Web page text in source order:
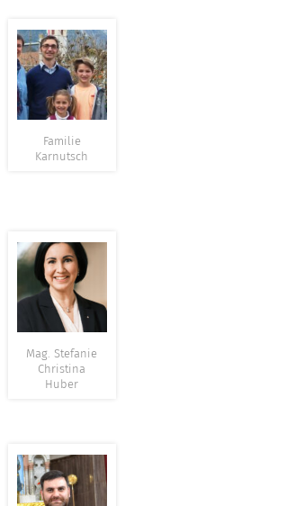
Familie
Karnutsch
Mag. Stefanie
Christina
Huber